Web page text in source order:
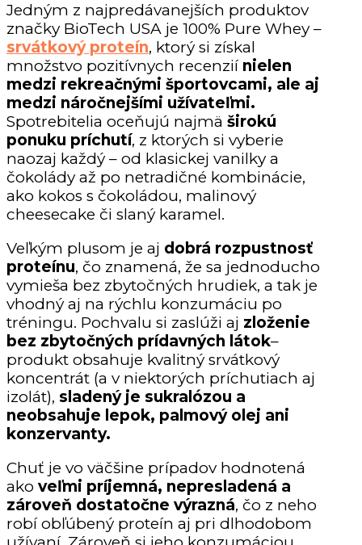
Jedným z najpredávanejších produktov
značky BioTech USA je 100% Pure Whey –
srvátkový proteín, ktorý si získal
množstvo pozitívnych recenzií nielen
medzi rekreačnými športovcami, ale aj
medzi náročnejšími užívateľmi.
Spotrebitelia oceňujú najmä širokú
ponuku príchutí, z ktorých si vyberie
naozaj každý – od klasickej vanilky a
čokolády až po netradičné kombinácie,
ako kokos s čokoládou, malinový
cheesecake či slaný karamel.
Veľkým plusom je aj dobrá rozpustnosť
proteínu, čo znamená, že sa jednoducho
vymieša bez zbytočných hrudiek, a tak je
vhodný aj na rýchlu konzumáciu po
tréningu. Pochvalu si zaslúži aj zloženie
bez zbytočných prídavných látok–
produkt obsahuje kvalitný srvátkový
koncentrát (a v niektorých príchutiach aj
izolát), sladený je sukralózou a
neobsahuje lepok, palmový olej ani
konzervanty.
Chuť je vo väčšine prípadov hodnotená
ako veľmi príjemná, nepresladená a
zároveň dostatočne výrazná, čo z neho
robí obľúbený proteín aj pri dlhodobom